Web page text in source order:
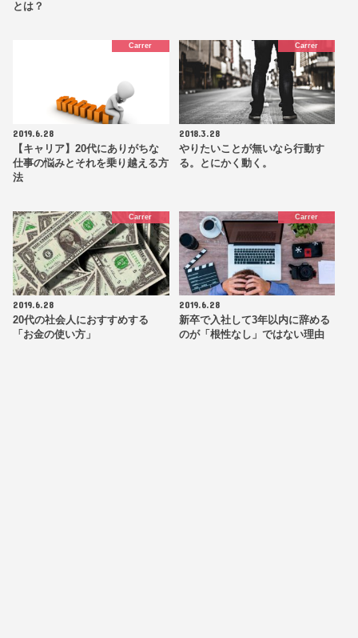
とは？
Carrer
2019.6.28
【キャリア】20代にありがちな
仕事の悩みとそれを乗り越える方
法
Carrer
2018.3.28
やりたいことが無いなら行動す
る。とにかく動く。
Carrer
2019.6.28
20代の社会人におすすめする
「お金の使い方」
Carrer
2019.6.28
新卒で入社して3年以内に辞める
のが「根性なし」ではない理由